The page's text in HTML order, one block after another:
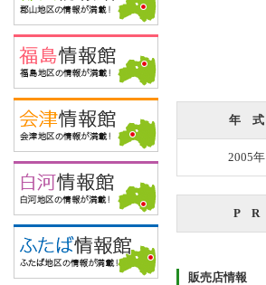
年 式
2005年
P R
販売店情報